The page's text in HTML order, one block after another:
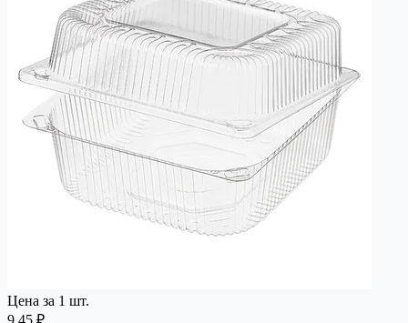
Цена за 1 шт.